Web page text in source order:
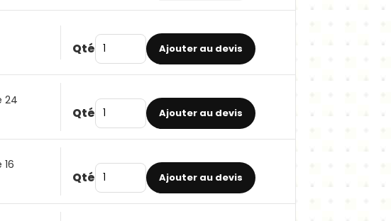
Qté Ajouter au devis
24
Qté Ajouter au devis
Qté Ajouter au devis